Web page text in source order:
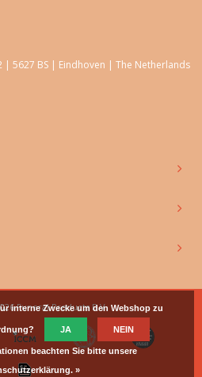
| 5627 BS | Eindhoven | The Netherlands
Funeral Products B.V.
interne Zwecke um den Webshop zu
JA NEIN
beachten Sie bitte unsere
»